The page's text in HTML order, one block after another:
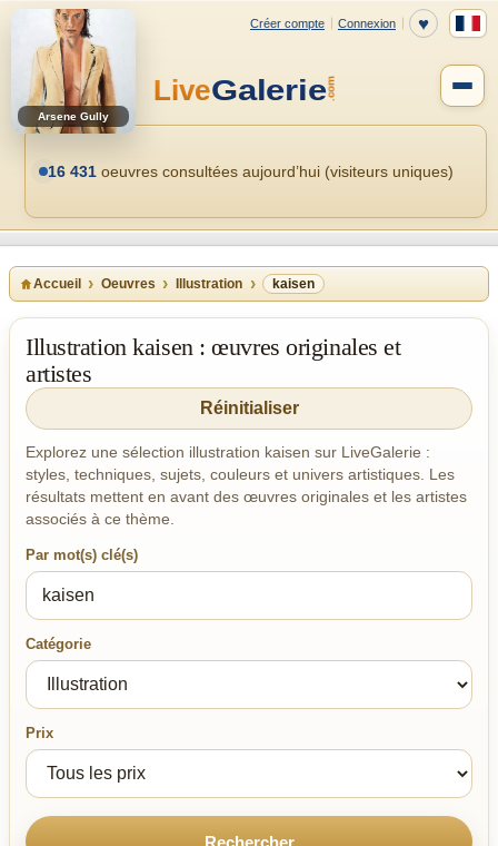
Arsene Gully
16 431 oeuvres consultées aujourd’hui (visiteurs uniques)
Accueil Oeuvres Illustration kaisen
Illustration kaisen : œuvres originales et
artistes
Réinitialiser
Explorez une sélection illustration kaisen sur LiveGalerie :
styles, techniques, sujets, couleurs et univers artistiques. Les
résultats mettent en avant des œuvres originales et les artistes
associés à ce thème.
Par mot(s) clé(s)
Catégorie
Prix
Rechercher